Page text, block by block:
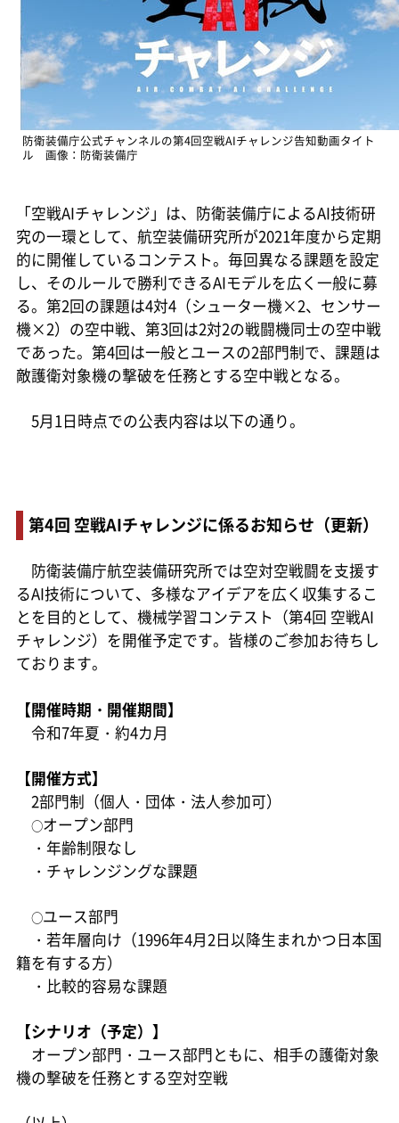
防衛装備庁公式チャンネルの第4回空戦AIチャレンジ告知動画タイト
ル 画像：防衛装備庁
「空戦AIチャレンジ」は、防衛装備庁によるAI技術研
究の一環として、航空装備研究所が2021年度から定期
的に開催しているコンテスト。毎回異なる課題を設定
し、そのルールで勝利できるAIモデルを広く一般に募
る。第2回の課題は4対4（シューター機×2、センサー
機×2）の空中戦、第3回は2対2の戦闘機同士の空中戦
であった。第4回は一般とユースの2部門制で、課題は
敵護衛対象機の撃破を任務とする空中戦となる。
5月1日時点での公表内容は以下の通り。
第4回 空戦AIチャレンジに係るお知らせ（更新）
防衛装備庁航空装備研究所では空対空戦闘を支援す
るAI技術について、多様なアイデアを広く収集するこ
とを目的として、機械学習コンテスト（第4回 空戦AI
チャレンジ）を開催予定です。皆様のご参加お待ちし
ております。
【開催時期・開催期間】
令和7年夏・約4カ月
【開催方式】
2部門制（個人・団体・法人参加可）
○オープン部門
・年齢制限なし
・チャレンジングな課題
○ユース部門
・若年層向け（1996年4月2日以降生まれかつ日本国
籍を有する方）
・比較的容易な課題
【シナリオ（予定）】
オープン部門・ユース部門ともに、相手の護衛対象
機の撃破を任務とする空対空戦